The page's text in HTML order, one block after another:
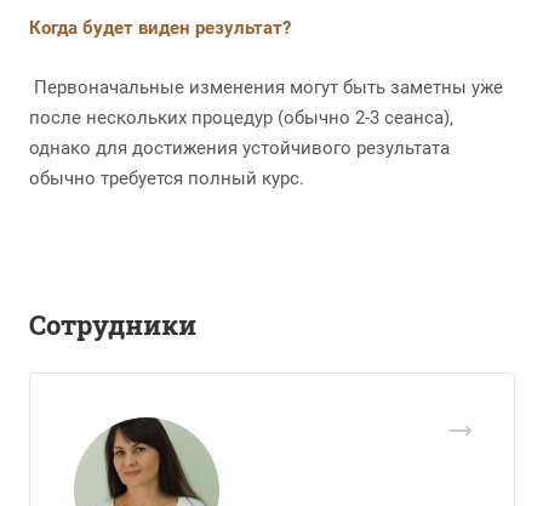
Когда будет виден результат?
Первоначальные изменения могут быть заметны уже
после нескольких процедур (обычно 2-3 сеанса),
однако для достижения устойчивого результата
обычно требуется полный курс.
Сотрудники